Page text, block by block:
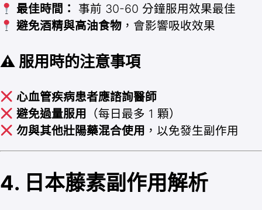
最佳時間：
事前 30-60 分鐘服用效果最佳
避免酒精與高油食物 ，會影響吸收效果
⚠ 服用時的注意事項
心血管疾病患者應諮詢醫師
避免過量服用
（每日最多 1 顆）
勿與其他壯陽藥混合使用 ，以免發生副作用
4. 日本藤素副作用解析